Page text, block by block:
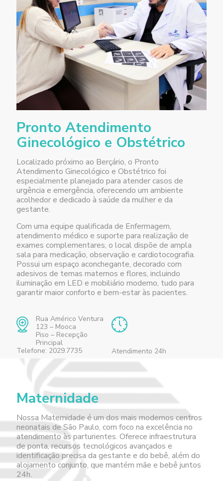
Pronto Atendimento
Ginecológico e Obstétrico
Localizado próximo ao Berçário, o Pronto
Atendimento Ginecológico e Obstétrico foi
especialmente planejado para atender casos de
urgência e emergência, oferecendo um ambiente
acolhedor e dedicado à saúde da mulher e da
gestante.
Com uma equipe qualificada de Enfermagem,
atendimento médico e suporte para realização de
exames complementares, o local dispõe de ampla
sala para medicação, observação e cardiotocografia.
Possui um espaço aconchegante, decorado com
adesivos de temas maternos e flores, incluindo
iluminação em LED e mobiliário moderno, tudo para
garantir maior conforto e bem-estar às pacientes.
Rua Américo Ventura
123 – Mooca
Piso – Recepção
Principal
Telefone: 2029.7735
Atendimento 24h
Maternidade
Nossa Maternidade é um dos mais modernos centros
neonatais de São Paulo, com foco na excelência no
atendimento às parturientes. Oferece infraestrutura
de ponta, recursos tecnológicos avançados e
identificação precisa da gestante e do bebê, além do
alojamento conjunto, que mantém mãe e bebê juntos
24h.